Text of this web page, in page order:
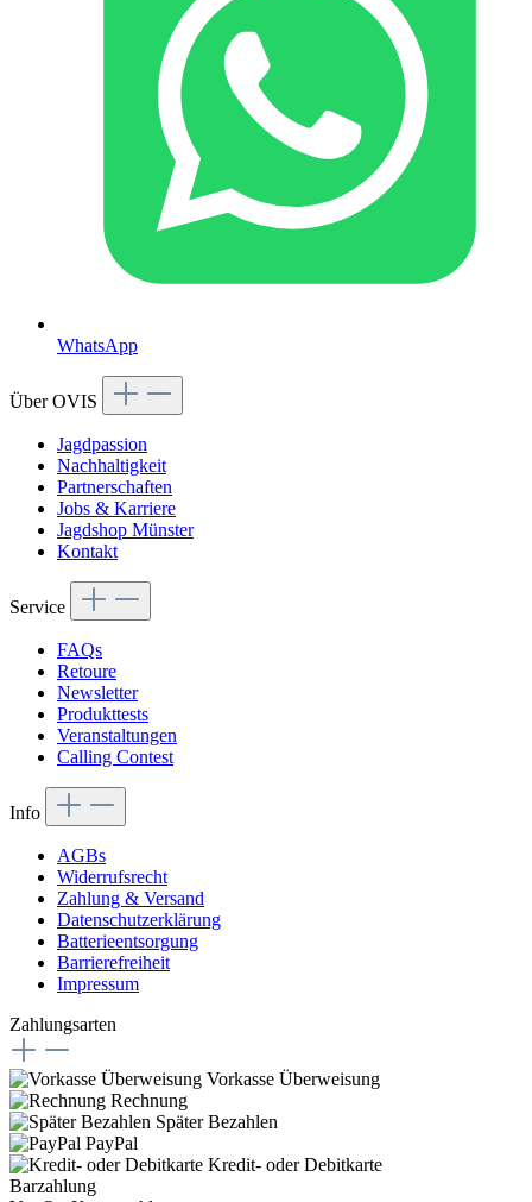
WhatsApp
Über OVIS
Jagdpassion
Nachhaltigkeit
Partnerschaften
Jobs & Karriere
Jagdshop Münster
Kontakt
Service
FAQs
Retoure
Newsletter
Produkttests
Veranstaltungen
Calling Contest
Info
AGBs
Widerrufsrecht
Zahlung & Versand
Datenschutzerklärung
Batterieentsorgung
Barrierefreiheit
Impressum
Zahlungsarten
Vorkasse Überweisung
Rechnung
Später Bezahlen
PayPal
Kredit- oder Debitkarte
Barzahlung